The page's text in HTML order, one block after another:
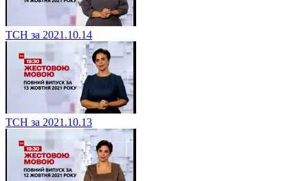
ТСН за 2021.10.14
ТСН за 2021.10.13